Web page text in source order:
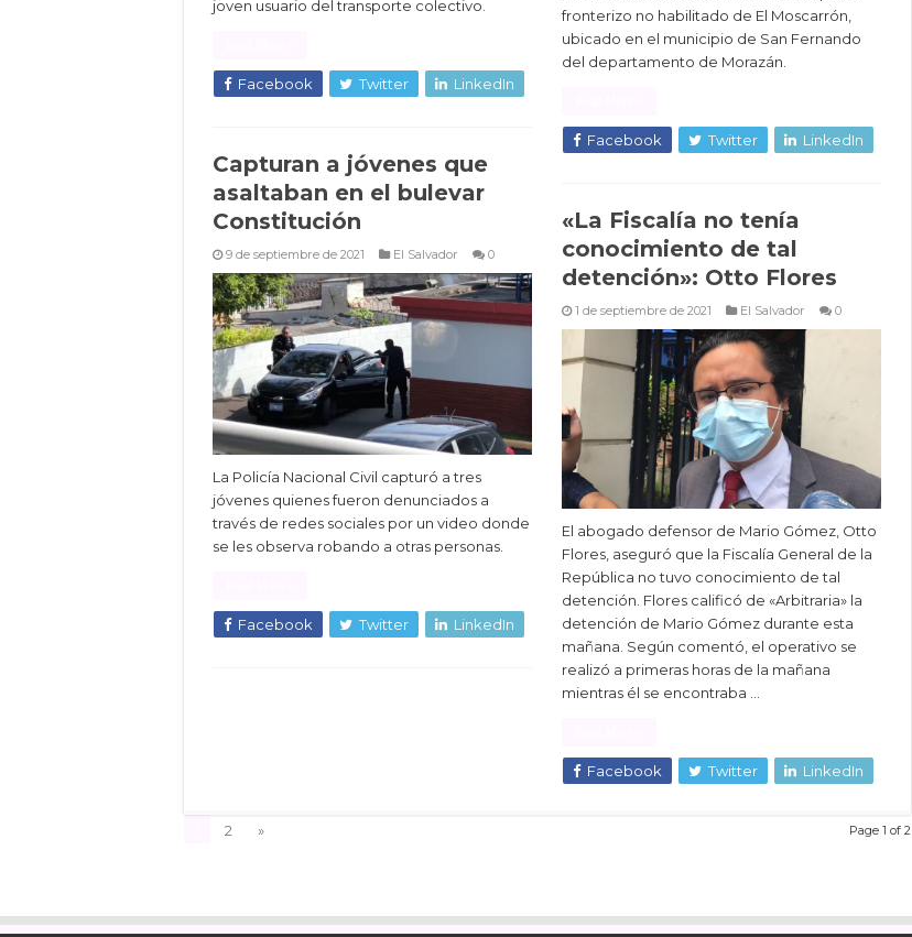
fronterizo no habilitado de El Moscarrón,
ubicado en el municipio de San Fernando
del departamento de Morazán.
Facebook Twitter LinkedIn
joven usuario del transporte colectivo.
Facebook Twitter LinkedIn
Capturan a jóvenes que
asaltaban en el bulevar
Constitución
9 de septiembre de 2021 El Salvador 0
La Policía Nacional Civil capturó a tres
jóvenes quienes fueron denunciados a
través de redes sociales por un video donde
se les observa robando a otras personas.
Facebook Twitter LinkedIn
«La Fiscalía no tenía
conocimiento de tal
detención»: Otto Flores
1 de septiembre de 2021 El Salvador 0
El abogado defensor de Mario Gómez, Otto
Flores, aseguró que la Fiscalía General de la
República no tuvo conocimiento de tal
detención. Flores calificó de «Arbitraria» la
detención de Mario Gómez durante esta
mañana. Según comentó, el operativo se
realizó a primeras horas de la mañana
mientras él se encontraba …
Facebook Twitter LinkedIn
Page 1 of 2
2 »